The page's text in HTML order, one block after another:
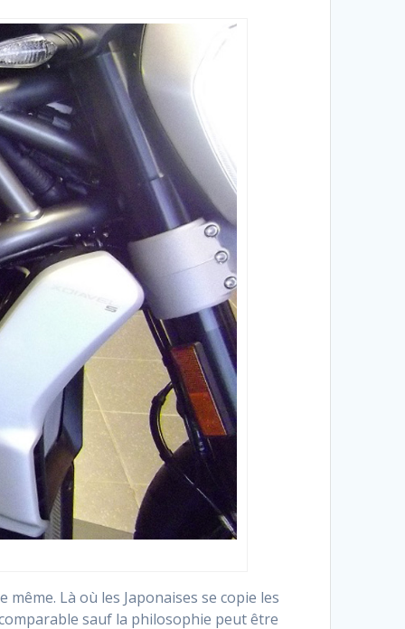
même. Là où les Japonaises se copie les
sauf la philosophie peut être